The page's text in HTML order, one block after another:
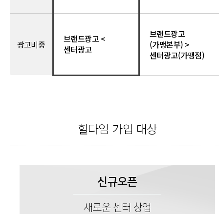
광고비중
브랜드광고 <
센터광고
브랜드광고
(가맹본부) >
센터광고(가맹점)
힐다임 가입 대상
신규오픈
새로운 센터 창업